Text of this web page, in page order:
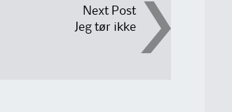
Next Post
Jeg tør ikke